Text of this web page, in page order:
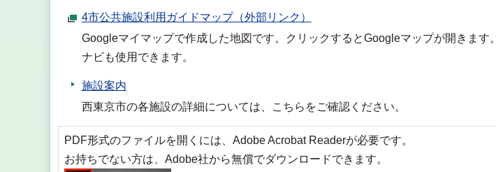
4市公共施設利用ガイドマップ（外部リンク）
Googleマイマップで作成した地図です。クリックするとGoogleマップが開きます。
ナビも使用できます。
施設案内
西東京市の各施設の詳細については、こちらをご確認ください。
PDF形式のファイルを開くには、Adobe Acrobat Readerが必要です。
お持ちでない方は、Adobe社から無償でダウンロードできます。